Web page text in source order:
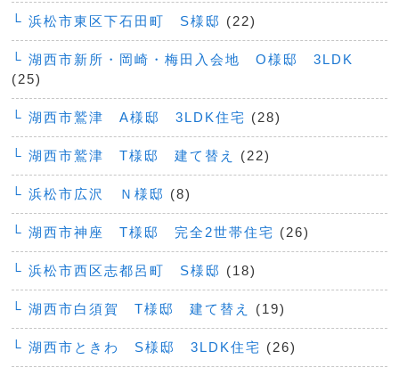
└ 浜松市東区下石田町 S様邸 (22)
└ 湖西市新所・岡崎・梅田入会地 O様邸 3LDK
(25)
└ 湖西市鷲津 A様邸 3LDK住宅 (28)
└ 湖西市鷲津 T様邸 建て替え (22)
└ 浜松市広沢 Ｎ様邸 (8)
└ 湖西市神座 T様邸 完全2世帯住宅 (26)
└ 浜松市西区志都呂町 S様邸 (18)
└ 湖西市白須賀 T様邸 建て替え (19)
└ 湖西市ときわ S様邸 3LDK住宅 (26)